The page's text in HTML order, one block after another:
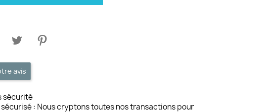
avis
sécurité
sécurisé : Nous cryptons toutes nos transactions pour